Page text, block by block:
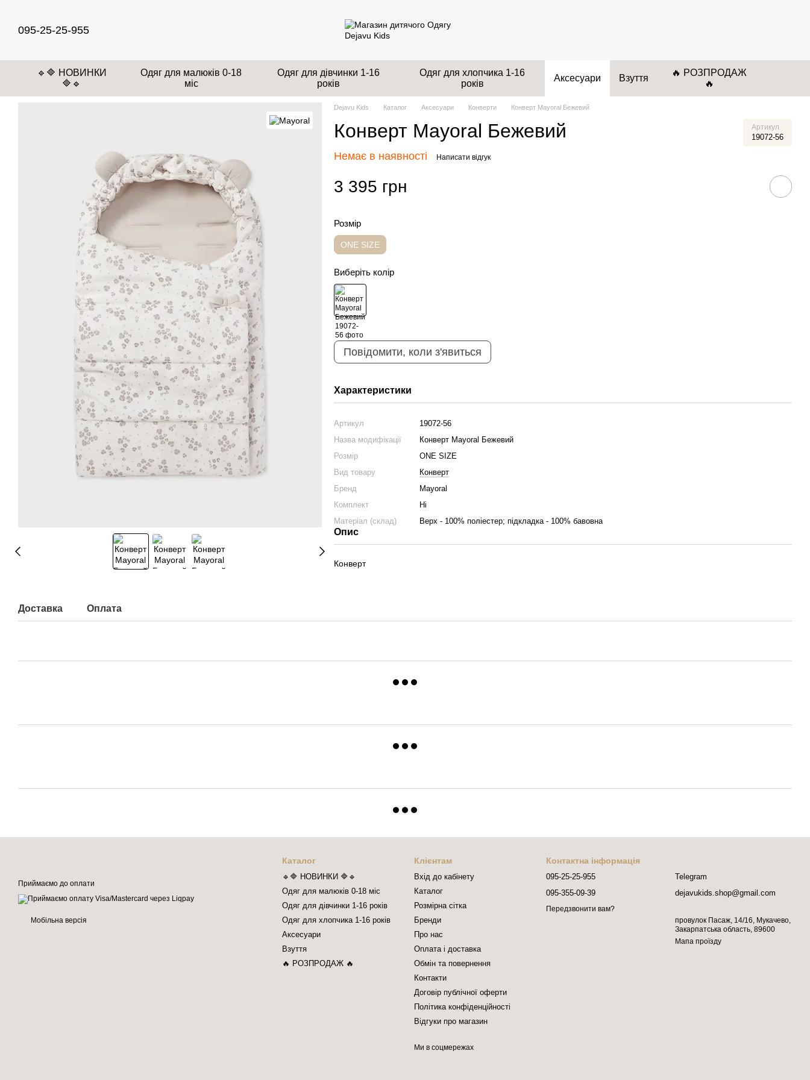
095-25-25-955
🔹🔷 НОВИНКИ
🔷🔹
Одяг для малюків 0-18
міс
Одяг для дівчинки 1-16
років
Одяг для хлопчика 1-16
років
Аксесуари Взуття
🔥 РОЗПРОДАЖ
🔥
Dejavu Kids Каталог Аксесуари Конверти Конверт Mayoral Бежевий
Конверт Mayoral Бежевий Артикул
19072-56
Немає в наявності Написати відгук
3 395 грн
Розмір
ONE SIZE
Виберіть колір
Повідомити, коли з'явиться
Характеристики
Артикул
19072-56
Назва модифікації
Конверт Mayoral Бежевий
Розмір
ONE SIZE
Вид товару
Конверт
Бренд
Mayoral
Комплект
Ні
Матеріал (склад)
Верх - 100% поліестер; підкладка - 100% бавовна
Опис
Конверт
Доставка Оплата
Приймаємо до оплати
Мобільна версія
Каталог
🔹🔷 НОВИНКИ 🔷🔹
Одяг для малюків 0-18 міс
Одяг для дівчинки 1-16 років
Одяг для хлопчика 1-16 років
Аксесуари
Взуття
🔥 РОЗПРОДАЖ 🔥
Клієнтам
Вхід до кабінету
Каталог
Розмірна сітка
Бренди
Про нас
Оплата і доставка
Обмін та повернення
Контакти
Договір публічної оферти
Політика конфіденційності
Відгуки про магазин
Ми в соцмережах
Контактна інформація
095-25-25-955
095-355-09-39
Передзвонити вам?
Telegram
dejavukids.shop@gmail.com
провулок Пасаж, 14/16, Мукачево,
Закарпатська область, 89600
Мапа проїзду